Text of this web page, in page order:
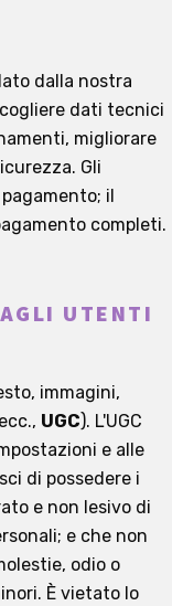
dalla nostra
dati tecnici
migliorare
Gli
il
completi.
UTENTI
immagini,
UGC). L'UGC
e alle
di possedere i
e non lesivo di
e che non
odio o
È vietato lo